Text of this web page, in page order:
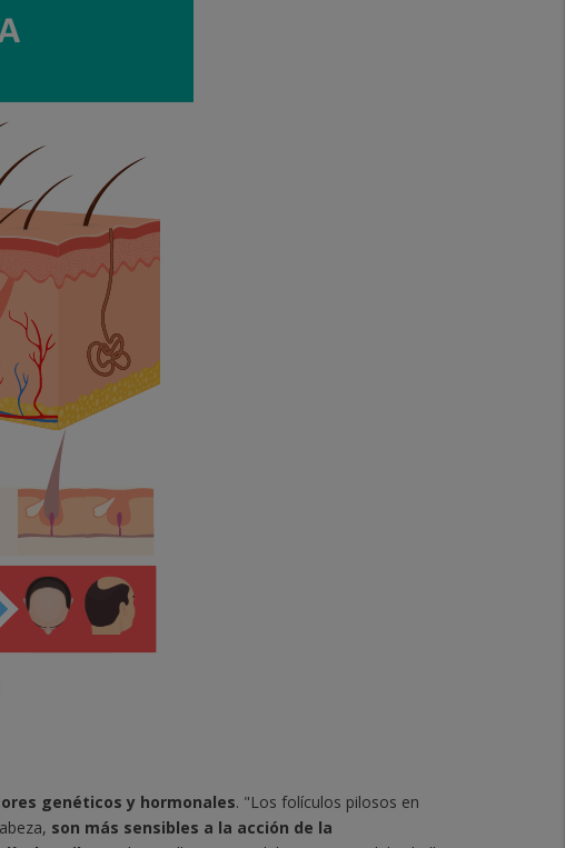
genéticos y hormonales. "Los folículos pilosos en
son más sensibles a la acción de la